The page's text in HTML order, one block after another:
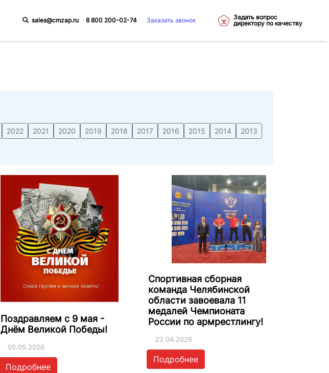
sales@cmzap.ru 8 800 200-02-74 Заказать звонок
Задать вопрос
директору по качеству
2022 2021 2020 2019 2018 2017 2016 2015 2014
2013
Поздравляем с 9 мая -
Днём Великой Победы!
05.05.2026
Подробнее
Спортивная сборная
команда Челябинской
области завоевала 11
медалей Чемпионата
России по армрестлингу!
22.04.2026
Подробнее